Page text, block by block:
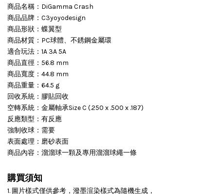
商品名稱：DiGamma Crash
商品品牌：C3yoyodesign
商品形狀：蝶翼型
商品材質：PC球體、不銹鋼金屬環
適合玩法：1A 3A 5A
商品直徑：56.8 mm
商品寬度：44.8 mm
商品重量：64.5 g
回收系統：膠貼回收
空轉系統：金屬軸承Size C (.250 x .500 x .187)
反應類型：有反應
強制收球：需要
表面處理：磨砂表面
商品內容：溜溜球一顆及專用溜溜球繩一條
購買須知
1. 圖片樣式僅供參考，潑墨渲染樣式為隨機生成，